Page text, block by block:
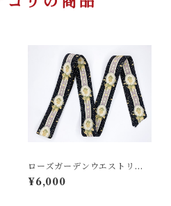
ローズガーデンウエストリボ
ン
¥6,000